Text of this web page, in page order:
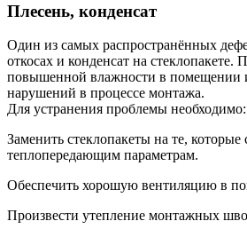
Плесень, конденсат
Один из самых распространённых
откосах и конденсат на стеклопакете.
повышенной влажности в помещении
нарушений в процессе монтажа.
Для устранения проблемы необходимо:
Заменить стеклопакеты на те, которые
теплопередающим параметрам.
Обеспечить хорошую вентиляцию в
Произвести утепление монтажных